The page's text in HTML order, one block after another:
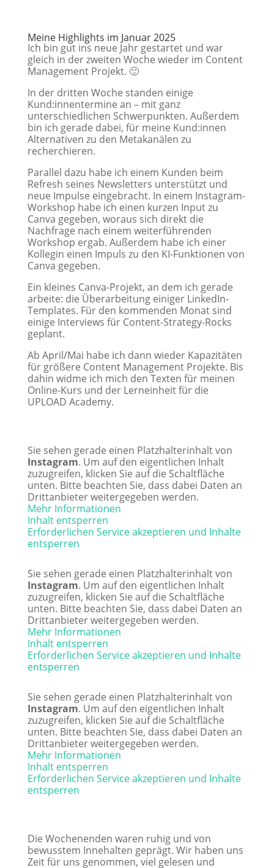
Meine Highlights im Januar 2025
Ich bin gut ins neue Jahr gestartet und war
gleich in der zweiten Woche wieder im Content
Management Projekt. 🙂
In der dritten Woche standen einige
Kund:innentermine an – mit ganz
unterschiedlichen Schwerpunkten. Außerdem
bin ich gerade dabei, für meine Kund:innen
Alternativen zu den Metakanälen zu
recherchieren.
Parallel dazu habe ich einem Kunden beim
Refresh seines Newsletters unterstützt und
neue Impulse eingebracht. In einem Instagram-
Workshop habe ich einen kurzen Input zu
Canva gegeben, woraus sich direkt die
Nachfrage nach einem weiterführenden
Workshop ergab. Außerdem habe ich einer
Kollegin einen Impuls zu den KI-Funktionen von
Canva gegeben.
Ein kleines Canva-Projekt, an dem ich gerade
arbeite: die Überarbeitung einiger LinkedIn-
Templates. Für den kommenden Monat sind
einige Interviews für Content-Strategy-Rocks
geplant.
Ab April/Mai habe ich dann wieder Kapazitäten
für größere Content Management Projekte. Bis
dahin widme ich mich den Texten für meinen
Online-Kurs und der Lerneinheit für die
UPLOAD Academy.
Sie sehen gerade einen Platzhalterinhalt von
Instagram. Um auf den eigentlichen Inhalt
zuzugreifen, klicken Sie auf die Schaltfläche
unten. Bitte beachten Sie, dass dabei Daten an
Drittanbieter weitergegeben werden.
Mehr Informationen
Inhalt entsperren
Erforderlichen Service akzeptieren und Inhalte
entsperren
Sie sehen gerade einen Platzhalterinhalt von
Instagram. Um auf den eigentlichen Inhalt
zuzugreifen, klicken Sie auf die Schaltfläche
unten. Bitte beachten Sie, dass dabei Daten an
Drittanbieter weitergegeben werden.
Mehr Informationen
Inhalt entsperren
Erforderlichen Service akzeptieren und Inhalte
entsperren
Sie sehen gerade einen Platzhalterinhalt von
Instagram. Um auf den eigentlichen Inhalt
zuzugreifen, klicken Sie auf die Schaltfläche
unten. Bitte beachten Sie, dass dabei Daten an
Drittanbieter weitergegeben werden.
Mehr Informationen
Inhalt entsperren
Erforderlichen Service akzeptieren und Inhalte
entsperren
Die Wochenenden waren ruhig und von
bewusstem Innehalten geprägt. Wir haben uns
Zeit für uns genommen, viel gelesen und